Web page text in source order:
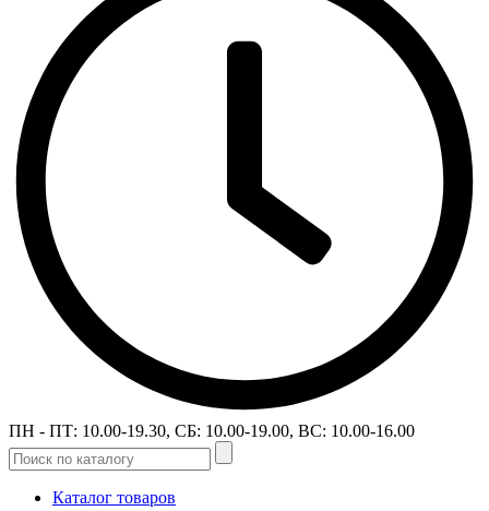
ПН - ПТ: 10.00-19.30, СБ: 10.00-19.00, ВС: 10.00-16.00
Каталог товаров